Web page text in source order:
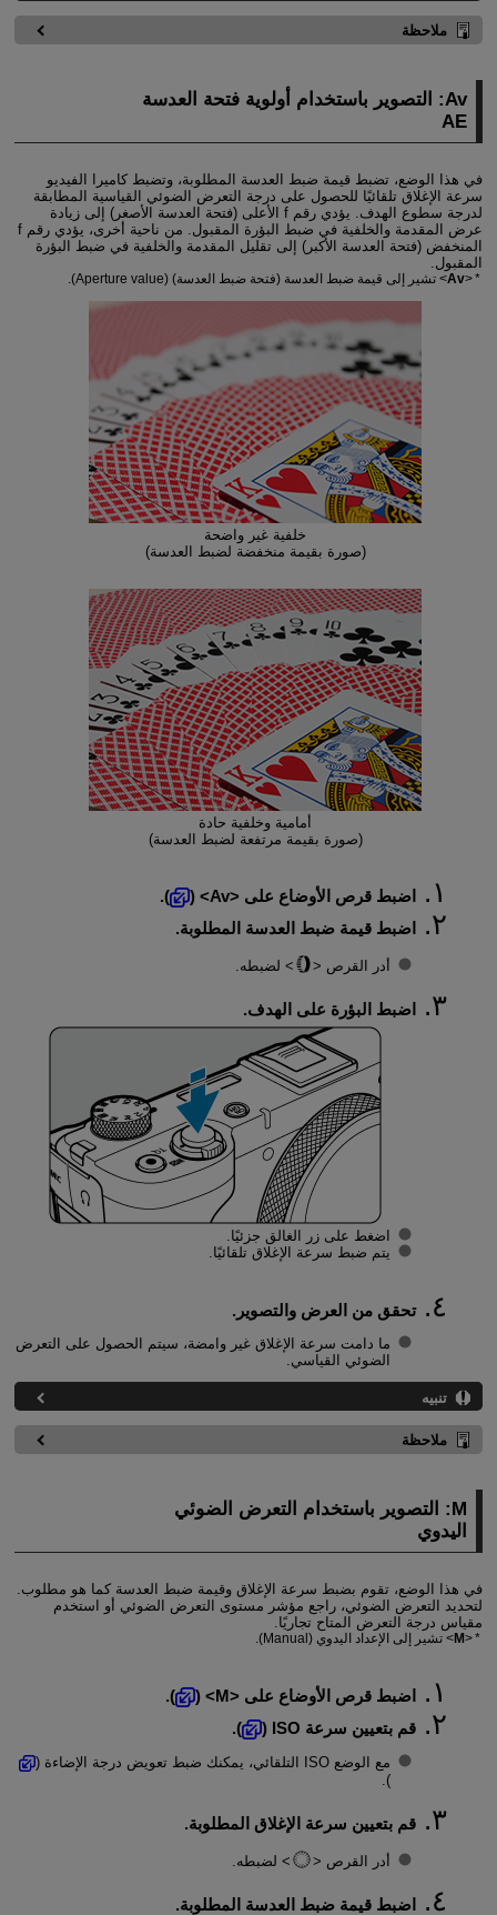
ملاحظة
Av: التصوير باستخدام أولوية فتحة العدسة
AE
في هذا الوضع، تضبط قيمة ضبط العدسة المطلوبة، وتضبط كاميرا الفيديو
سرعة الإغلاق تلقائيًا للحصول على درجة التعرض الضوئي القياسية المطابقة
لدرجة سطوع الهدف. يؤدي رقم f الأعلى (فتحة العدسة الأصغر) إلى زيادة
عرض المقدمة والخلفية في ضبط البؤرة المقبول. من ناحية أخرى، يؤدي رقم f
المنخفض (فتحة العدسة الأكبر) إلى تقليل المقدمة والخلفية في ضبط البؤرة
المقبول.
Av تشير إلى قيمة ضبط العدسة (فتحة ضبط العدسة) (Aperture value).
خلفية غير واضحة
(صورة بقيمة منخفضة لضبط العدسة)
أمامية وخلفية حادة
(صورة بقيمة مرتفعة لضبط العدسة)
اضبط قرص الأوضاع على Av
(
).
اضبط قيمة ضبط العدسة المطلوبة.
أدر القرص لضبطه.
اضبط البؤرة على الهدف.
اضغط على زر الغالق جزئيًا.
يتم ضبط سرعة الإغلاق تلقائيًا.
تحقق من العرض والتصوير.
ما دامت سرعة الإغلاق غير وامضة، سيتم الحصول على التعرض
الضوئي القياسي.
تنبيه
ملاحظة
M: التصوير باستخدام التعرض الضوئي
اليدوي
في هذا الوضع، تقوم بضبط سرعة الإغلاق وقيمة ضبط العدسة كما هو مطلوب.
لتحديد التعرض الضوئي، راجع مؤشر مستوى التعرض الضوئي أو استخدم
مقياس درجة التعرض المتاح تجاريًا.
M تشير إلى الإعداد اليدوي (Manual).
اضبط قرص الأوضاع على M
(
).
قم بتعيين سرعة ISO (
).
مع الوضع ISO التلقائي، يمكنك ضبط تعويض درجة الإضاءة (
).
قم بتعيين سرعة الإغلاق المطلوبة.
أدر القرص لضبطه.
اضبط قيمة ضبط العدسة المطلوبة.